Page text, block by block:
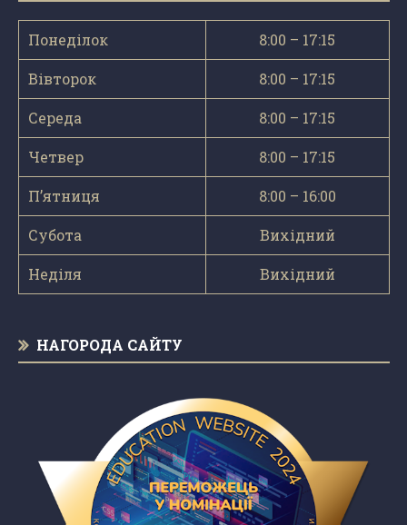
Понеділок 8:00 – 17:15
Вівторок 8:00 – 17:15
Середа 8:00 – 17:15
Четвер 8:00 – 17:15
П’ятниця 8:00 – 16:00
Субота Вихідний
Неділя Вихідний
НАГОРОДА САЙТУ